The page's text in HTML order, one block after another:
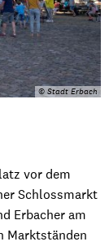
© Stadt Erbach
vor dem
Schlossmarkt
Erbacher am
Marktständen